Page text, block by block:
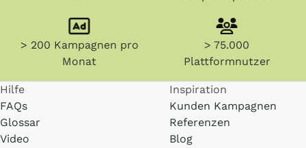
> 200 Kampagnen pro
Monat
> 75.000
Plattformnutzer
Hilfe
FAQs
Glossar
Video
Inspiration
Kunden Kampagnen
Referenzen
Blog